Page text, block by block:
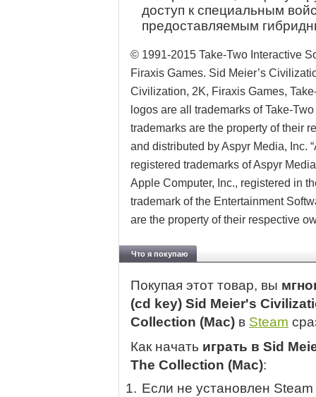
доступ к специальным
предоставляемым
© 1991-2015 Take-Two Interactive
Firaxis Games. Sid Meier’s
Civilization, 2K, Firaxis Games,
logos are all trademarks of Take-
trademarks are the property of their
and distributed by Aspyr Media, Inc.
registered trademarks of Aspyr
Apple Computer, Inc., registered in
trademark of the Entertainment
are the property of their respective
Что я покупаю
Покупая этот товар, вы
(cd key) Sid Meier's
Collection (Mac) в Steam
Как начать играть в Sid
The Collection (Mac):
Если не установлен